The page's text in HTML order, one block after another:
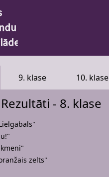
9. klase 10. klase
- 8. klase
zelts"